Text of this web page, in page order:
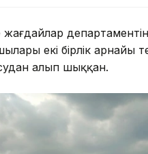
екі бірлік
алып шыққан.